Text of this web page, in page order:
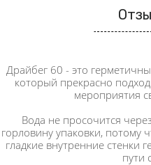
Драйбег 60 - это
который прекрасно
мероприятия
Вода не просочится
горловину упаковки, потому
гладкие внутренние стенки
пути